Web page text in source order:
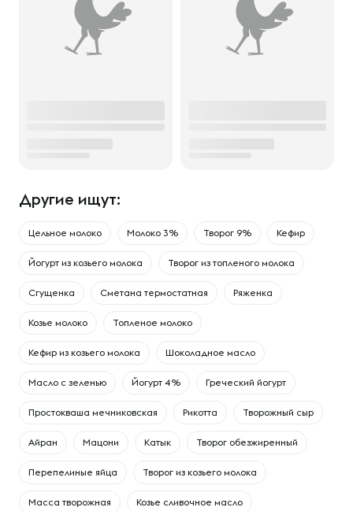
Другие ищут:
Цельное молоко Молоко 3% Творог 9% Кефир
Йогурт из козьего молока Творог из топленого молока
Сгущенка Сметана термостатная Ряженка
Козье молоко Топленое молоко
Кефир из козьего молока Шоколадное масло
Масло с зеленью Йогурт 4% Греческий йогурт
Простокваша мечниковская Рикотта Творожный сыр
Айран Мацони Катык Творог обезжиренный
Перепелиные яйца Творог из козьего молока
Масса творожная Козье сливочное масло